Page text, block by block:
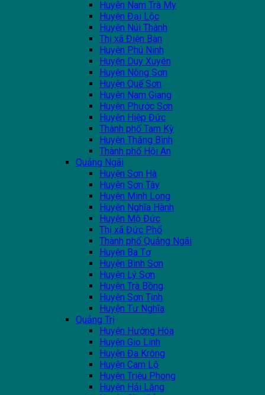
Huyện Nam Trà My
Huyện Đại Lộc
Huyện Núi Thành
Thị xã Điện Bàn
Huyện Phú Ninh
Huyện Duy Xuyên
Huyện Nông Sơn
Huyện Quế Sơn
Huyện Nam Giang
Huyện Phước Sơn
Huyện Hiệp Đức
Thành phố Tam Kỳ
Huyện Thăng Bình
Thành phố Hội An
Quảng Ngãi
Huyện Sơn Hà
Huyện Sơn Tây
Huyện Minh Long
Huyện Nghĩa Hành
Huyện Mộ Đức
Thị xã Đức Phổ
Thành phố Quảng Ngãi
Huyện Ba Tơ
Huyện Bình Sơn
Huyện Lý Sơn
Huyện Trà Bồng
Huyện Sơn Tịnh
Huyện Tư Nghĩa
Quảng Trị
Huyện Hướng Hóa
Huyện Gio Linh
Huyện Đa Krông
Huyện Cam Lộ
Huyện Triệu Phong
Huyện Hải Lăng